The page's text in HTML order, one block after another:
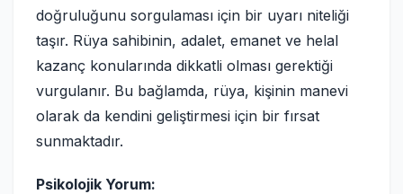
doğruluğunu sorgulaması için bir uyarı niteliği
taşır. Rüya sahibinin, adalet, emanet ve helal
kazanç konularında dikkatli olması gerektiği
vurgulanır. Bu bağlamda, rüya, kişinin manevi
olarak da kendini geliştirmesi için bir fırsat
sunmaktadır.
Psikolojik Yorum: